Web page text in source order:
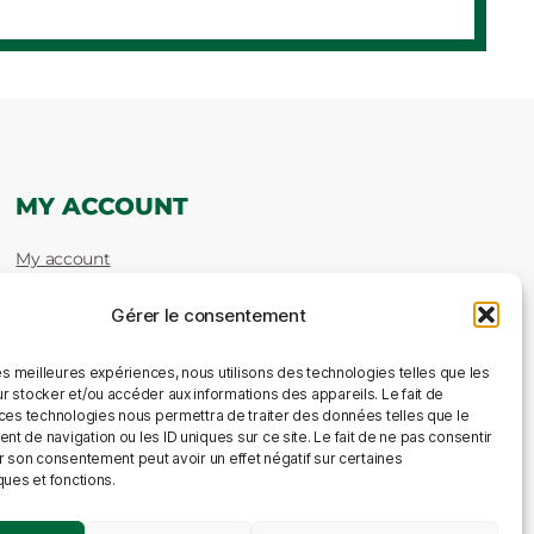
Gérer le consentement
meilleures expériences, nous utilisons des technologies telles que les
stocker et/ou accéder aux informations des appareils. Le fait de
technologies nous permettra de traiter des données telles que le
de navigation ou les ID uniques sur ce site. Le fait de ne pas consentir
son consentement peut avoir un effet négatif sur certaines
et fonctions.
MY ACCOUNT
My account